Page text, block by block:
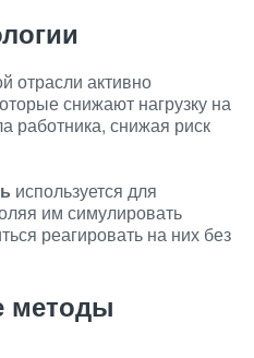
отрасли активно
снижают нагрузку на
работника, снижая риск
используется для
им симулировать
реагировать на них без
методы